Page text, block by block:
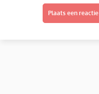
Plaats een reactie